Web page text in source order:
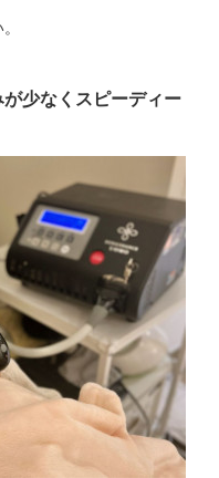
少なくスピーディー